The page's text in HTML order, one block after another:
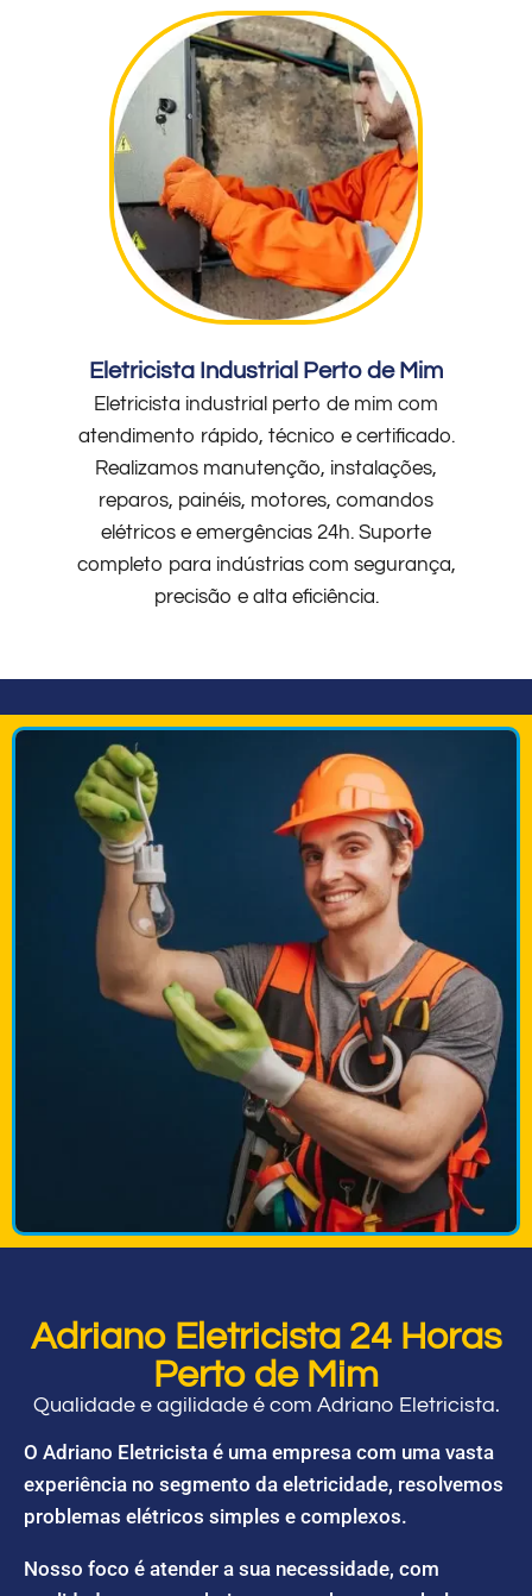
Eletricista Industrial Perto de Mim
Eletricista industrial perto de mim com
atendimento rápido, técnico e certificado.
Realizamos manutenção, instalações,
reparos, painéis, motores, comandos
elétricos e emergências 24h. Suporte
completo para indústrias com segurança,
precisão e alta eficiência.
Adriano Eletricista 24 Horas
Perto de Mim
Qualidade e agilidade é com Adriano Eletricista.
O Adriano Eletricista é uma empresa com uma vasta
experiência no segmento da eletricidade, resolvemos
problemas elétricos simples e complexos.
Nosso foco é atender a sua necessidade, com